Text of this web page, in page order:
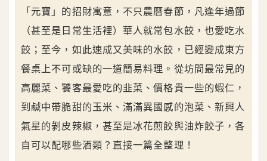
「元寶」的招財寓意，不只農曆春節，凡逢年過節
（甚至是日常生活裡）華人就常包水餃，也愛吃水
餃；至今，如此速成又美味的水餃，已經變成東方
餐桌上不可或缺的一道簡易料理。從坊間最常見的
高麗菜、饕客最愛吃的韭菜、價格貴一些的蝦仁，
到鹹中帶脆甜的玉米、滿滿異國感的泡菜、新興人
氣星的剝皮辣椒，甚至是冰花煎餃與油炸餃子，各
自可以配哪些酒類？直接一篇全整理！